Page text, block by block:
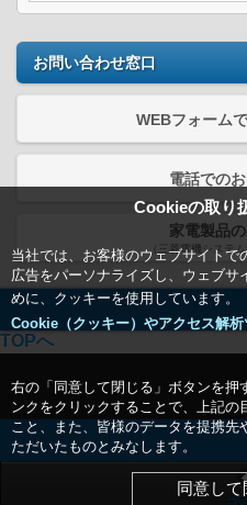
Cookieの取り
当社では、お客様のウェブサイト
広告をパーソナライズし、ウェブサ
めに、クッキーを使用しています。
Cookie（クッキー）やアクセス解析
右の「同意して閉じる」ボタンを押
ンクをクリックすることで、上記の
こと、また、皆様のデータを提携
ただいたものとみなします。
同意して
お問い合わせ窓口
WEBフォーム
電話での
家電製品
（三菱電機システ
TOPへ